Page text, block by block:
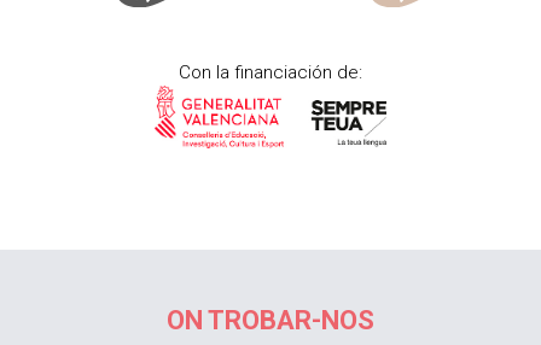
Con la financiación de:
ON TROBAR-NOS